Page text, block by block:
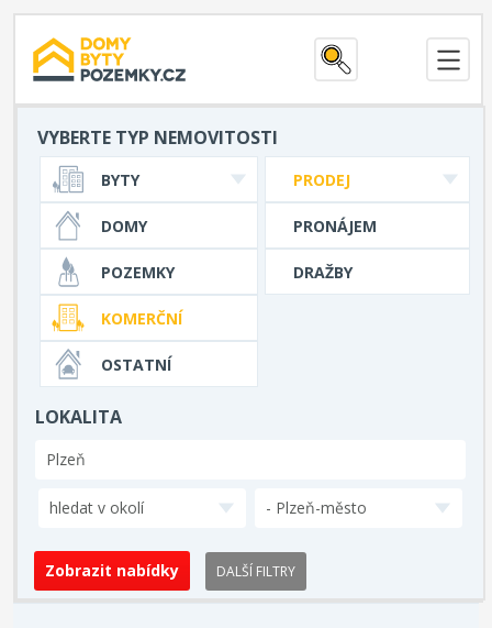
VYBERTE TYP NEMOVITOSTI
PRODEJ
PRONÁJEM
DRAŽBY
BYTY
DOMY
POZEMKY
KOMERČNÍ
OSTATNÍ
LOKALITA
hledat v okolí - Plzeň-město
DALŠÍ FILTRY